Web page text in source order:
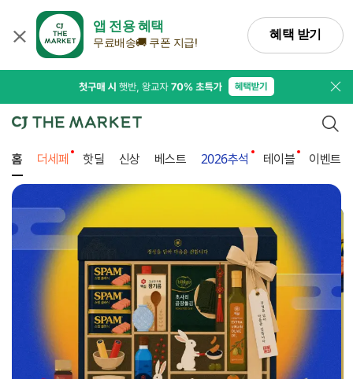
앱 전용 혜택
무료배송🚚 쿠폰 지급!
혜택 받기
프
검색
홈 더세페 핫딜 신상 베스트 2026추석 테이블 이벤트